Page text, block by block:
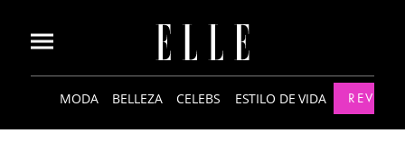
MODA BELLEZA CELEBS ESTILO DE VIDA